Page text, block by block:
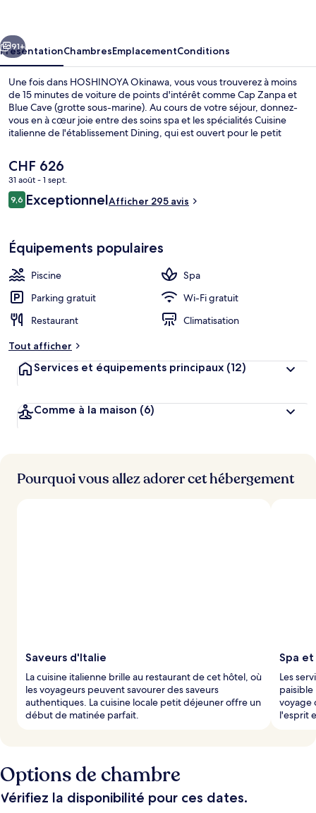
Vue de la chambre
Suivant
91+
PrésentationChambresEmplacementConditions
Une fois dans HOSHINOYA Okinawa, vous vous trouverez à moins
de 15 minutes de voiture de points d'intérêt comme Cap Zanpa et
Blue Cave (grotte sous-marine). Au cours de votre séjour, donnez-
vous en à cœur joie entre des soins spa et les spécialités Cuisine
italienne de l'établissement Dining, qui est ouvert pour le petit
extérieure et un bar en bord de piscine, tout est fait pour votre
confort, puisque chaque chambre est équipée d'un réfrigérateur et
d'un micro-ondes. Que demander de plus ?
Le
prix
actuel
est
CHF 626
31 août - 1 sept.
Avis
voyageurs
9,69,6 sur 10
ExceptionnelAfficher 295 avis
Équipements populaires
Piscine
Spa
Parking gratuit
Wi-Fi gratuit
Restaurant
Climatisation
Tout afficher
Services et équipements principaux (12)
Comme à la maison (6)
Pourquoi vous allez adorer cet hébergement
Saveurs d'Italie
La cuisine italienne brille au restaurant de cet hôtel, où
les voyageurs peuvent savourer des saveurs
authentiques. La cuisine locale petit déjeuner offre un
début de matinée parfait.
Spa
Les
voyage
l'esprit
Options de chambre
Vérifiez la disponibilité pour ces dates.